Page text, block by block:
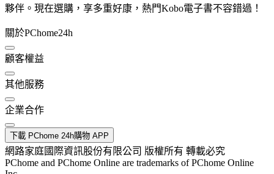
夥伴。現在選購，享多重好康，熱門Kobo電子書不容錯過！
關於PChome24h
顧客權益
其他服務
企業合作
下載 PChome 24h購物 APP
網路家庭國際資訊股份有限公司 版權所有 轉載必究
PChome and PChome Online are trademarks of PChome Online